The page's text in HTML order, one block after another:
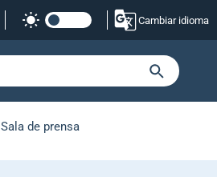
Cambiar idioma
Sala de prensa